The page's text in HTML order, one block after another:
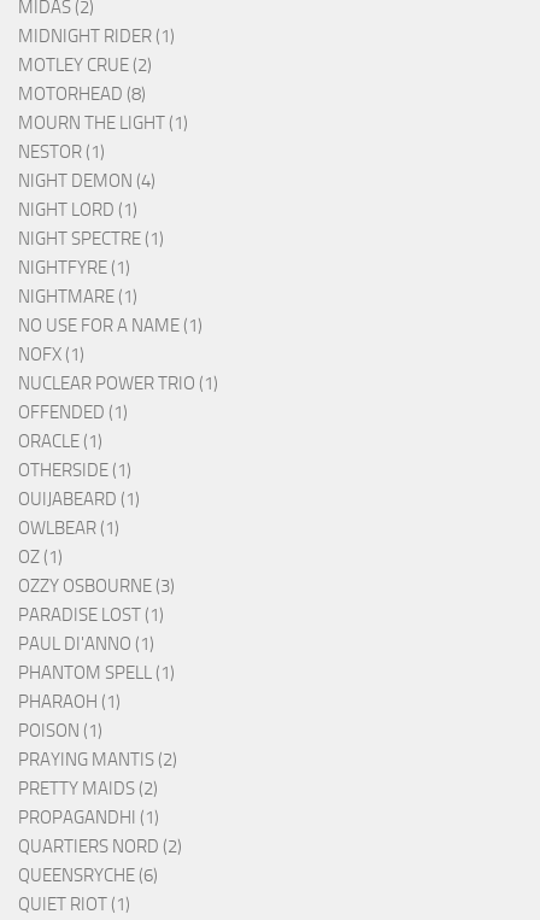
MIDAS (2)
MIDNIGHT RIDER (1)
MOTLEY CRUE (2)
MOTORHEAD (8)
MOURN THE LIGHT (1)
NESTOR (1)
NIGHT DEMON (4)
NIGHT LORD (1)
NIGHT SPECTRE (1)
NIGHTFYRE (1)
NIGHTMARE (1)
NO USE FOR A NAME (1)
NOFX (1)
NUCLEAR POWER TRIO (1)
OFFENDED (1)
ORACLE (1)
OTHERSIDE (1)
OUIJABEARD (1)
OWLBEAR (1)
OZ (1)
OZZY OSBOURNE (3)
PARADISE LOST (1)
PAUL DI'ANNO (1)
PHANTOM SPELL (1)
PHARAOH (1)
POISON (1)
PRAYING MANTIS (2)
PRETTY MAIDS (2)
PROPAGANDHI (1)
QUARTIERS NORD (2)
QUEENSRYCHE (6)
QUIET RIOT (1)